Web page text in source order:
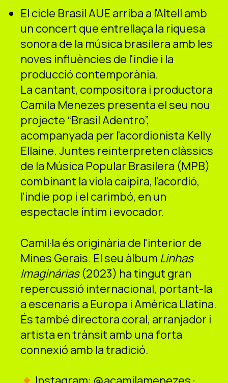
El cicle Brasil AUE arriba a l'Altell amb
un concert que entrellaça la riquesa
sonora de la música brasilera amb les
noves influències de l'indie i la
producció contemporània.
La cantant, compositora i productora
Camila Menezes presenta el seu nou
projecte “Brasil Adentro”,
acompanyada per l'acordionista Kelly
Ellaine. Juntes reinterpreten clàssics
de la Música Popular Brasilera (MPB)
combinant la viola caipira, l'acordió,
l'indie pop i el carimbó, en un
espectacle íntim i evocador.
Camil·la és originària de l'interior de
Mines Gerais. El seu àlbum Linhas
Imaginárias (2023) ha tingut gran
repercussió internacional, portant-la
a escenaris a Europa i Amèrica Llatina.
És també directora coral, arranjador i
artista en trànsit amb una forta
connexió amb la tradició.